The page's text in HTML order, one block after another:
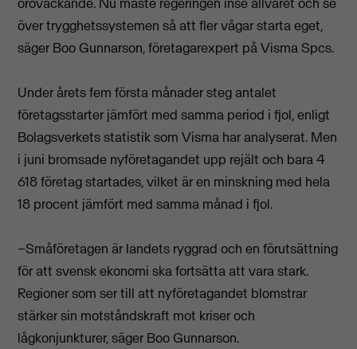
över trygghetssystemen så att fler vågar starta eget,
säger Boo Gunnarson, företagarexpert på Visma Spcs.
Under årets fem första månader steg antalet
företagsstarter jämfört med samma period i fjol, enligt
Bolagsverkets statistik som Visma har analyserat. Men
i juni bromsade nyföretagandet upp rejält och bara 4
618 företag startades, vilket är en minskning med hela
18 procent jämfört med samma månad i fjol.
–Småföretagen är landets ryggrad och en förutsättning
för att svensk ekonomi ska fortsätta att vara stark.
Regioner som ser till att nyföretagandet blomstrar
stärker sin motståndskraft mot kriser och
lågkonjunkturer, säger Boo Gunnarson.